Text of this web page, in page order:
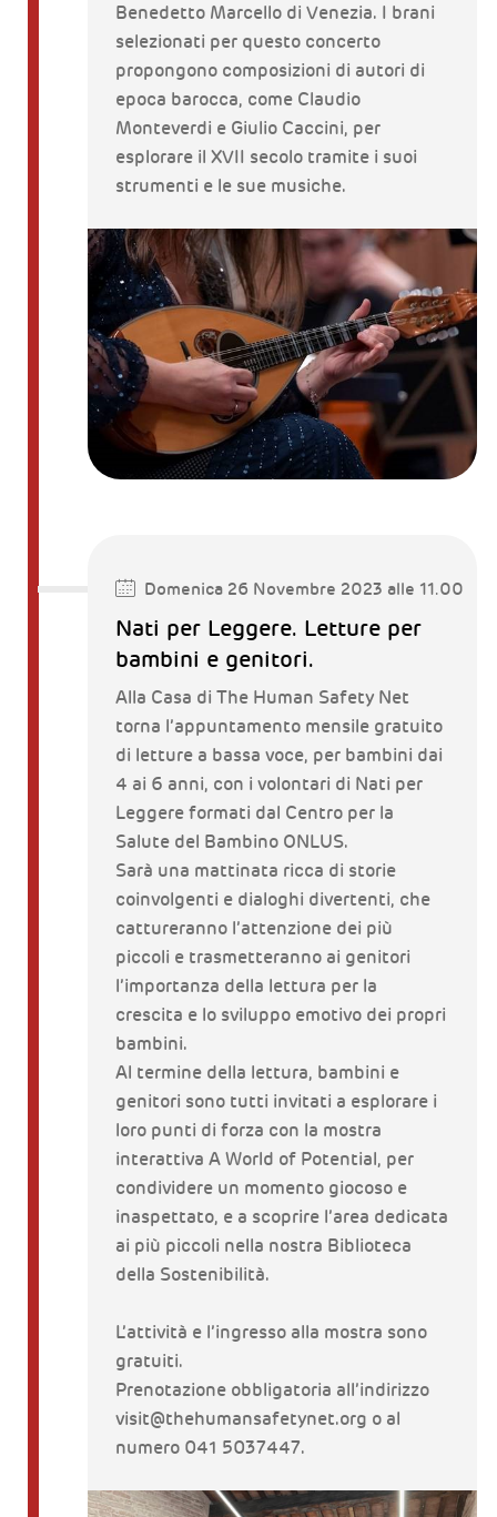
Benedetto Marcello di Venezia. I brani
selezionati per questo concerto
propongono composizioni di autori di
epoca barocca, come Claudio
Monteverdi e Giulio Caccini, per
esplorare il XVII secolo tramite i suoi
strumenti e le sue musiche.
Domenica 26 Novembre 2023 alle 11.00
Nati per Leggere. Letture per
bambini e genitori.
Alla Casa di The Human Safety Net
torna l’appuntamento mensile gratuito
di letture a bassa voce, per bambini dai
4 ai 6 anni, con i volontari di Nati per
Leggere formati dal Centro per la
Salute del Bambino ONLUS.
Sarà una mattinata ricca di storie
coinvolgenti e dialoghi divertenti, che
cattureranno l’attenzione dei più
piccoli e trasmetteranno ai genitori
l’importanza della lettura per la
crescita e lo sviluppo emotivo dei propri
bambini.
Al termine della lettura, bambini e
genitori sono tutti invitati a esplorare i
loro punti di forza con la mostra
interattiva A World of Potential, per
condividere un momento giocoso e
inaspettato, e a scoprire l’area dedicata
ai più piccoli nella nostra Biblioteca
della Sostenibilità.
L’attività e l’ingresso alla mostra sono
gratuiti.
Prenotazione obbligatoria all’indirizzo
visit@thehumansafetynet.org o al
numero 041 5037447.